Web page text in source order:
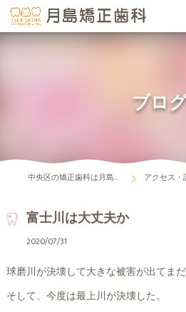
ブロ
中央区の矯正歯科は月島矯正歯科 アクセス・診療
富士川は大丈夫か
2020/07/31
球磨川が決壊して大きな被害が出てまだ
そして、今度は最上川が決壊した。